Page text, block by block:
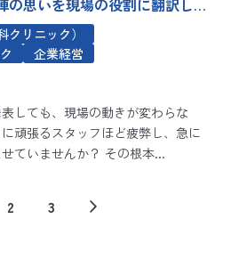
の思いを現場の役割に翻訳し、
ロードマップ ～「理念の浸
で。現場の“諦め”を防ぎ、離
の具体策～
クリニック）
企業経営
しても、現場の動きが変わらな
頑張るスタッフほど疲弊し、急に
ていませんか？ その根本...
2 3